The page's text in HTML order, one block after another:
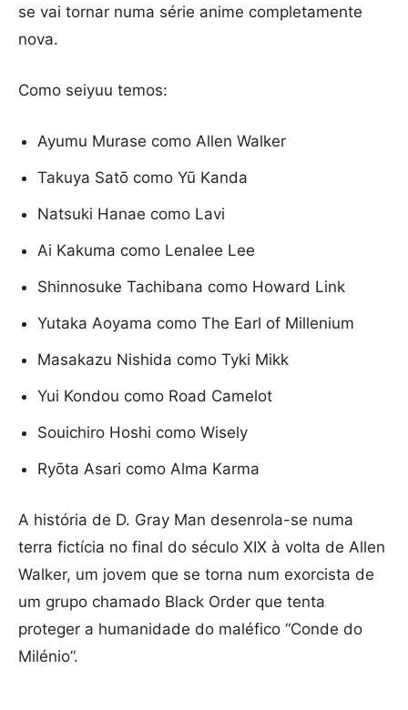
se vai tornar numa série anime completamente
nova.
Como seiyuu temos:
Ayumu Murase como Allen Walker
Takuya Satō como Yū Kanda
Natsuki Hanae como Lavi
Ai Kakuma como Lenalee Lee
Shinnosuke Tachibana como Howard Link
Yutaka Aoyama como The Earl of Millenium
Masakazu Nishida como Tyki Mikk
Yui Kondou como Road Camelot
Souichiro Hoshi como Wisely
Ryōta Asari como Alma Karma
A história de D. Gray Man desenrola-se numa
terra fictícia no final do século XIX à volta de Allen
Walker, um jovem que se torna num exorcista de
um grupo chamado Black Order que tenta
proteger a humanidade do maléfico “Conde do
Milénio”.